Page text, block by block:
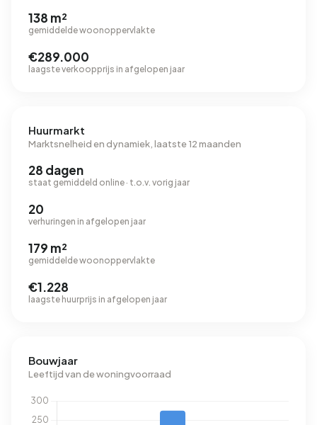
138 m²
gemiddelde woonoppervlakte
€289.000
laagste verkoopprijs in afgelopen jaar
Huurmarkt
Marktsnelheid en dynamiek, laatste 12 maanden
28 dagen
staat gemiddeld online · t.o.v. vorig jaar
20
verhuringen in afgelopen jaar
179 m²
gemiddelde woonoppervlakte
€1.228
laagste huurprijs in afgelopen jaar
Bouwjaar
Leeftijd van de woningvoorraad